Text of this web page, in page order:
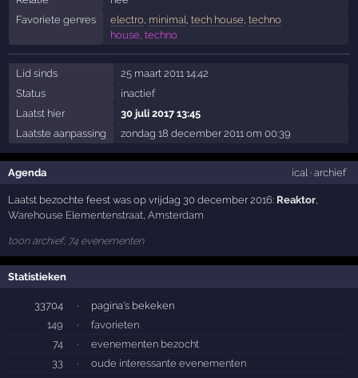
Favoriete genres
electro, minimal tech house techno
house, techno
Lid sinds
25 maart 2011 14:42
Status
inactief
Laatst hier
30 juli 2017 13:45
Laatste aanpassing
zondag 18 december 2011 om 00:39
Agenda ical · archief
Laatst bezochte feest was op vrijdag 30 december 2016: Reaktor,
Warehouse Elementenstraat,Amsterdam
toon archief, 74 evenementen
Statistieken
33704 ·
pagina's bekeken
149
·
favorieten
74
·
evenementen bezocht
33
·
oude interessante evenementen